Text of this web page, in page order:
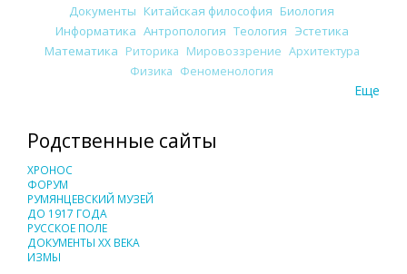
Документы Китайская философия Биология
Информатика Антропология Теология Эстетика
Математика Риторика Мировоззрение Архитектура
Физика Феноменология
Еще
Родственные сайты
ХРОНОС
ФОРУМ
РУМЯНЦЕВСКИЙ МУЗЕЙ
ДО 1917 ГОДА
РУССКОЕ ПОЛЕ
ДОКУМЕНТЫ XX ВЕКА
ИЗМЫ